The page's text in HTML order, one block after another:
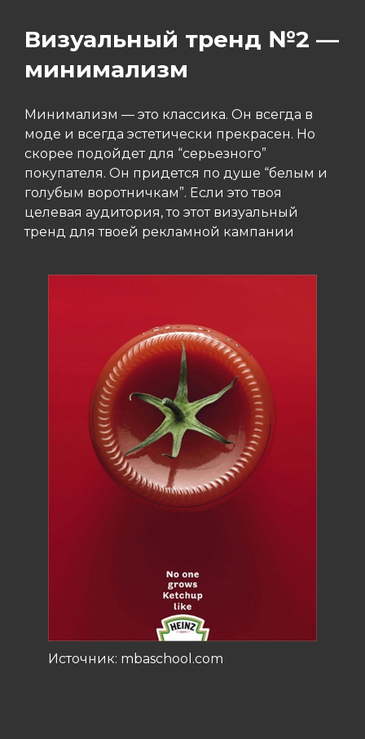
Визуальный тренд №2 —
минимализм
Минимализм — это классика. Он всегда в
моде и всегда эстетически прекрасен. Но
скорее подойдет для “серьезного”
покупателя. Он придется по душе “белым и
голубым воротничкам”. Если это твоя
целевая аудитория, то этот визуальный
тренд для твоей рекламной кампании
Источник: mbaschool.com